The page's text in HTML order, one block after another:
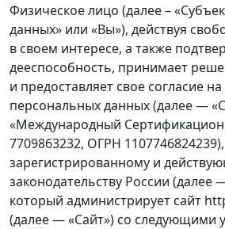
Физическое лицо (далее –
данных» или «Вы»), действуя
в своем интересе, а также
дееспособность, принимает
и предоставляет свое согласие
персональных данных (далее —
«Международный
7709863232, ОГРН 1107746824239),
зарегистрированному и
законодательству России (далее
который администрирует сайт
(далее — «Сайт») со следующими